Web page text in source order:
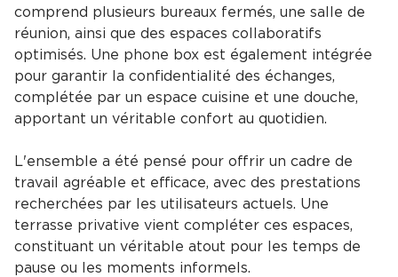
comprend plusieurs bureaux fermés, une salle de
réunion, ainsi que des espaces collaboratifs
optimisés. Une phone box est également intégrée
pour garantir la confidentialité des échanges,
complétée par un espace cuisine et une douche,
apportant un véritable confort au quotidien.
L'ensemble a été pensé pour offrir un cadre de
travail agréable et efficace, avec des prestations
recherchées par les utilisateurs actuels. Une
terrasse privative vient compléter ces espaces,
constituant un véritable atout pour les temps de
pause ou les moments informels.